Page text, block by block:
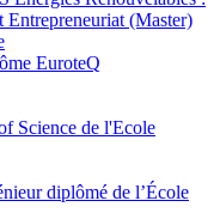
Entrepreneuriat (Master)
EuroteQ
Science de l'Ecole
diplômé de l’École